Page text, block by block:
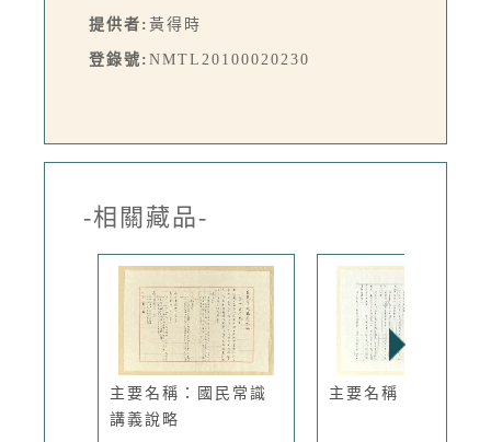
提供者: 黃得時
登錄號: NMTL20100020230
-相關藏品-
主要名稱：國民常識
講義說略
主要名稱：飛人